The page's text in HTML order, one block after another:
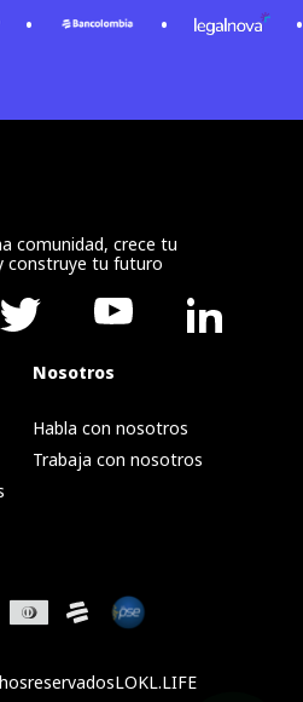
• • •
comunidad, crece tu
construye tu futuro
Nosotros
Habla con nosotros
Trabaja con nosotros